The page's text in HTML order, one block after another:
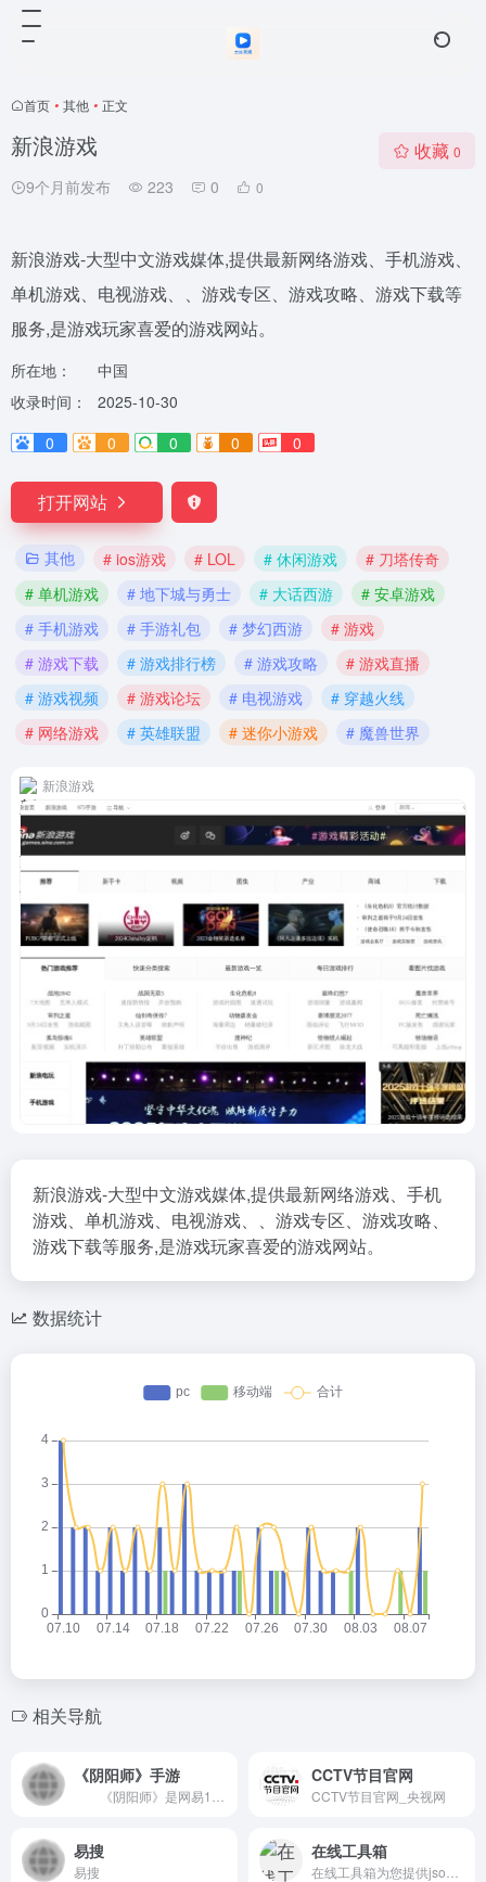
首页 • 其他 • 正文
新浪游戏
9个月前发布 223 0 0
收藏 0
新浪游戏-大型中文游戏媒体,提供最新网络游戏、手机游戏、
单机游戏、电视游戏、、游戏专区、游戏攻略、游戏下载等
服务,是游戏玩家喜爱的游戏网站。
所在地：
中国
收录时间：
2025-10-30
0
0 0 0 0
打开网站
其他 # ios游戏 # LOL # 休闲游戏
# 刀塔传奇
# 单机游戏
# 地下城与勇士 # 大话西游
# 安卓游戏
# 手机游戏
# 手游礼包 # 梦幻西游
# 游戏
# 游戏下载
# 游戏排行榜 # 游戏攻略
# 游戏直播
# 游戏视频
# 游戏论坛 # 电视游戏
# 穿越火线
# 网络游戏
# 英雄联盟 # 迷你小游戏 # 魔兽世界
新浪游戏
新浪游戏-大型中文游戏媒体,提供最新网络游戏、手机
游戏、单机游戏、电视游戏、、游戏专区、游戏攻略、
游戏下载等服务,是游戏玩家喜爱的游戏网站。
数据统计
相关导航
《阴阳师》手游 CCTV节目官网
CCTV节目官网_央视网
易搜
易搜
在线工具箱